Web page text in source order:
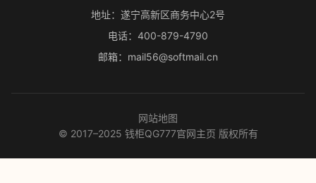
地址：遂宁高新区商务中心2号
电话：400-879-4790
邮箱：mail56@softmail.cn
网站地图
© 2017–2025 钱柜QG777官网主页 版权所有